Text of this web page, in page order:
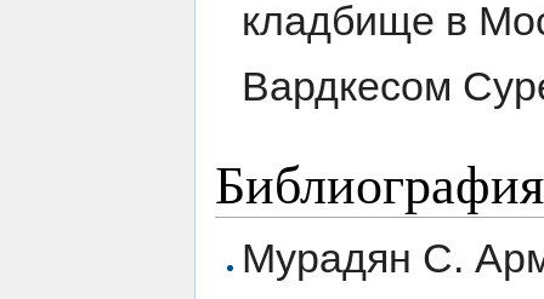
кладбище в
Вардкесом
Библиография
Мурадян С.